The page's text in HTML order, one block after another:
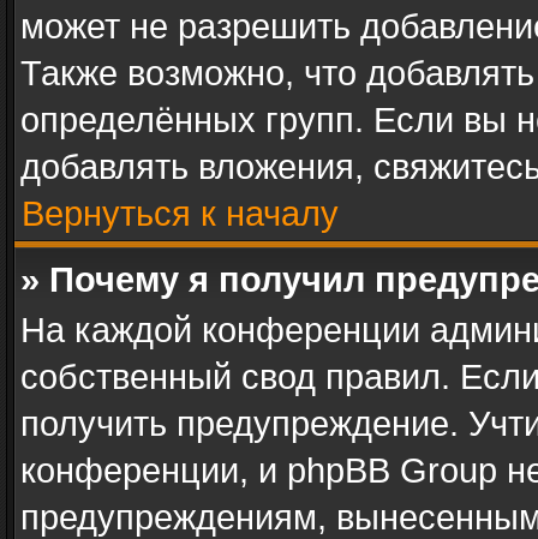
может не разрешить
Также возможно, что
определённых групп. Если вы
добавлять вложения,
Вернуться к началу
» Почему я получил
На каждой конференции
собственный свод правил.
получить предупреждение.
конференции, и phpBB Group
предупреждениям,